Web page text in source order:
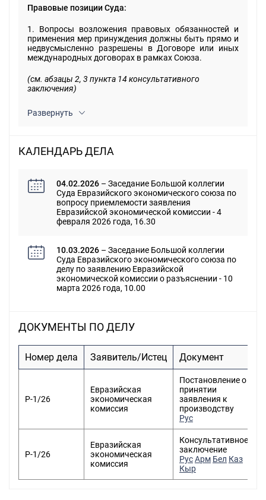
Правовые позиции Суда:
1. Вопросы возложения правовых обязанностей и
применения мер принуждения должны быть прямо и
недвусмысленно разрешены в Договоре или иных
международных договорах в рамках Союза.
(см. абзацы 2, 3 пункта 14 консультативного
заключения)
Развернуть
КАЛЕНДАРЬ ДЕЛА
04.02.2026 – Заседание Большой коллегии
Суда Евразийского экономического союза по
вопросу приемлемости заявления
Евразийской экономической комиссии - 4
февраля 2026 года, 16.30
10.03.2026 – Заседание Большой коллегии
Суда Евразийского экономического союза по
делу по заявлению Евразийской
экономической комиссии о разъяснении - 10
марта 2026 года, 10.00
ДОКУМЕНТЫ ПО ДЕЛУ
Номер дела Заявитель/Истец Документ
Р-1/26
Евразийская
экономическая
комиссия
Постановление о
принятии
заявления к
производству
Рус
Р-1/26
Евразийская
экономическая
комиссия
Консультативное
заключение
РусАрм Бел Каз
Кыр